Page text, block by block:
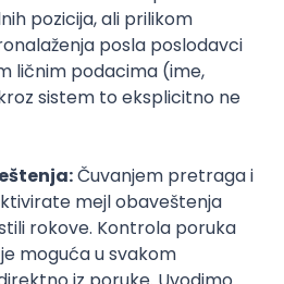
Ujedinjenih nacija,
u omladinskom aktivizmu,
obrazovanju i redovno
tokom školovanja,
u vannastavnim
značajna za program
u UN.